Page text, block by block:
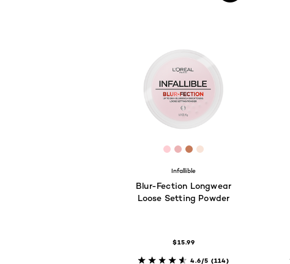
[Color]: #feced4
[Color]: #ecb3b5
[Color]: #c67a59
[Color]: #f9e4d8
Infallible
Blur-Fection Longwear
Loose Setting Powder
$15.99
4.6/5 (114)